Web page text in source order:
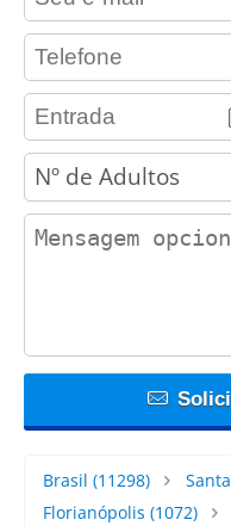
contact_phone
adults
contact_message
Brasil (11298)
Florianópolis (1072)